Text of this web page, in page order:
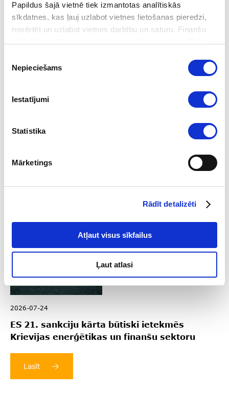
Papildus šajā vietnē tiek izmantotas analītiskās
sīkdatnes, kas ļauj uzlabot vietnes lietošanas pieredzi,
novērtēt un uzlabot vietnes darbību un saturu. Finanšu
izvēle
Nepieciešams
Iestatījumi
Statistika
Mārketings
Rādīt detalizēti
Atļaut visus sīkfailus
Ļaut atlasi
2026-08-04
Lasīt
2026-07-24
ES 21. sankciju kārta būtiski ietekmēs
Krievijas enerģētikas un finanšu sektoru
Lasīt